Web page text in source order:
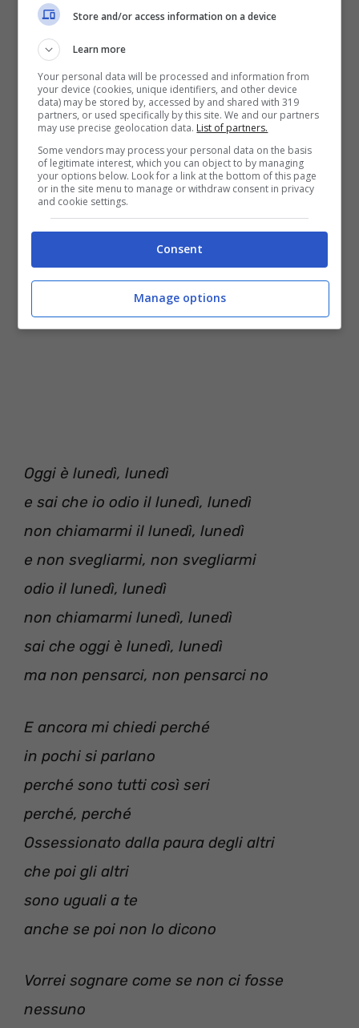
vorrei sognare come se non ci fosse
nessuno
pensiero numero uno
mandare la sveglia affancu*o
e se domani sarà, forse un giorno migliore
da domani vedrai, il mio lato migliore
ma oggi no
telefono e cuscino metto tutto in off
Oggi è lunedì, lunedì
e sai che io odio il lunedì, lunedì
non chiamarmi il lunedì, lunedì
e non svegliarmi, non svegliarmi
odio il lunedì, lunedì
non chiamarmi lunedì, lunedì
sai che oggi è lunedì, lunedì
ma non pensarci, non pensarci no
E ancora mi chiedi perché
in pochi si parlano
perché sono tutti così seri
perché, perché
Ossessionato dalla paura degli altri
che poi gli altri
sono uguali a te
anche se poi non lo dicono
Vorrei sognare come se non ci fosse
nessuno
Store and/or access information on a device
Learn more
Your personal data will be processed and information from
your device (cookies, unique identifiers, and other device
data) may be stored by, accessed by and shared with 319
partners, or used specifically by this site. We and our partners
may use precise geolocation data. List of partners.
Some vendors may process your personal data on the basis
of legitimate interest, which you can object to by managing
your options below. Look for a link at the bottom of this page
or in the site menu to manage or withdraw consent in privacy
and cookie settings.
Consent
Manage options